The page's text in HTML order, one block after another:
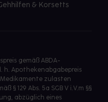
& Korsetts
gemäß ABDA-
h. Apothekenabgabepreis
zulasten
§ 129 Abs. 5a SGB V i.V.m §§
abzüglich eines